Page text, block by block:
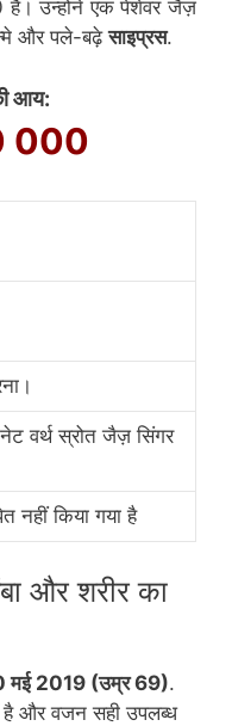
उन्होंने एक पेशेवर जैज़
और पले-बढ़ेसाइप्रस.
आय:
000
वर्थ स्रोत जैज़ सिंगर
नहीं किया गया है
और शरीर का
मई 2019 (उम्र 69).
है और वजन सही उपलब्ध